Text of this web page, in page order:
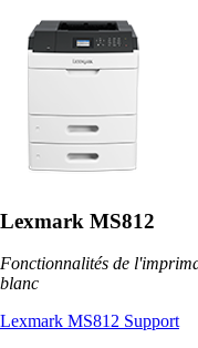
Lexmark MS812
Fonctionnalités de
blanc
Lexmark MS812 Support